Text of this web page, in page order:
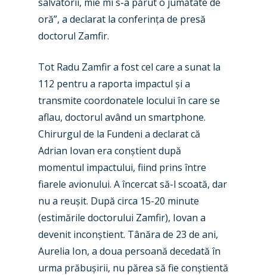
oră”, a declarat la conferința de presă
doctorul Zamfir.
Tot Radu Zamfir a fost cel care a sunat la
112 pentru a raporta impactul și a
transmite coordonatele locului în care se
aflau, doctorul având un smartphone.
Chirurgul de la Fundeni a declarat că
Adrian Iovan era conștient după
momentul impactului, fiind prins între
fiarele avionului. A încercat să-l scoată, dar
nu a reușit. După circa 15-20 minute
(estimările doctorului Zamfir), Iovan a
devenit inconștient. Tânăra de 23 de ani,
Aurelia Ion, a doua persoană decedată în
urma prăbușirii, nu părea să fie conștientă
Industry
Accidents / Incidents
Airshows
Dubai 2025
Paris 2025
Farnborough 2024
Paris 2023
Farnborough 2022
Dubai 2019
Paris 2019
Business Jets
Military
Trip Reports
Marketplace
Jobs
Contact